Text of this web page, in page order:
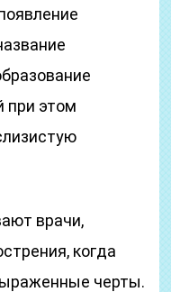
при этом
врачи,
когда
черты.